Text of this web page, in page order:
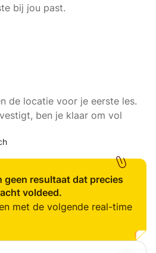
bij jou past.
de locatie voor je eerste les.
ben je klaar om vol
geen resultaat dat precies
voldeed.
met de volgende real-time